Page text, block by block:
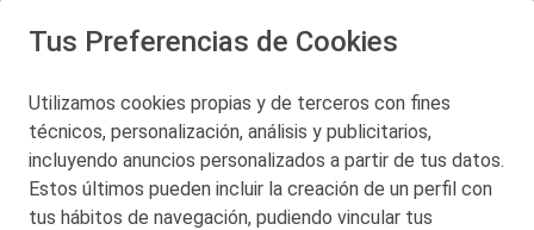
San Martín 5-Edificio Muñatones,
48550 Muskiz (Bizkaia)
Telf. 946 357 000
© 2026 Petronor S.A.
Tus Preferencias de Cookies
Utilizamos cookies propias y de terceros con fines
técnicos, personalización, análisis y publicitarios,
incluyendo anuncios personalizados a partir de tus datos.
Estos últimos pueden incluir la creación de un perfil con
tus hábitos de navegación, pudiendo vincular tus